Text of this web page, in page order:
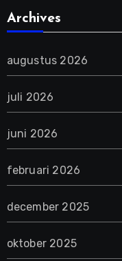
Archives
augustus 2026
juli 2026
juni 2026
februari 2026
december 2025
oktober 2025